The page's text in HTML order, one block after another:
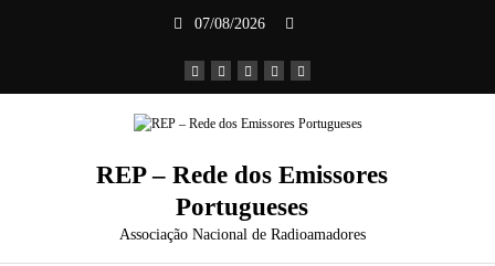
07/08/2026
REP – Rede dos Emissores
Portugueses
Associação Nacional de Radioamadores